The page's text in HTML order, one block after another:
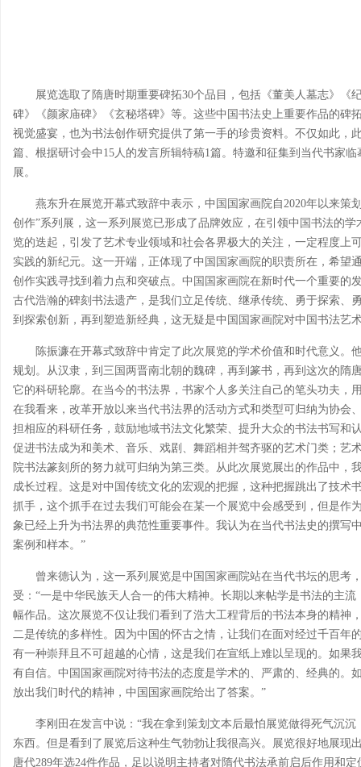
展览选取了隋唐时期重要碑拓30个品目，包括《董美人墓志》《
碑》《颜家庙碑》《玄秘塔碑》等。这些中国书法史上重要作品的碑
视觉盛宴，也为书法创作研究提供了第一手的珍贵资料。不仅如此，
篇、根据研讨会中15人的发言所辑特稿1篇。特邀和征集到当代书家
展。
燕东升在展览开幕式致辞中表示，中国国家画院自2020年以来策
创作”系列展，这一系列展览已形成了品牌效应，在引领中国书法的
览的迭起，引发了艺术专业领域和社会各界极大的关注，一定程度上
实践的新纪元。这一开端，正体现了中国国家画院的职责所在，希望
创作实践寻找到着力点和突破点。中国国家画院在新时代一个重要的
古代浩瀚的碑刻书法遗产，是我们立足传统、继承传统、勇于探索、
到探索创新，再到塑造新经典，这无疑是中国国家画院对中国书法艺
陈振濂在开幕式致辞中肯定了此次展览的学术价值和时代意义。
规划。从汉隶，到三国两晋南北朝的魏碑，再到篆书，再到这次的
它的科研轮廓。在当今的书法界，书家个人多关注自己的笔头功夫，
在我看来，改革开放以来当代书法界的活动方式和类型可归纳为协会
担相应的科研任务，鼓励地域书法文化繁荣、提升大众的书法书写和
促进书法成为和美术、音乐、戏剧、舞蹈相并驾齐驱的艺术门类；艺
院书法篆刻所的努力就可归纳为第三类。从此次展览展出的作品中，
成长过程。这是对中国传统文化的宏观的把握，这种把握跳出了技术
抓手，这个抓手在过去我们可能会在某一个展览中会感受到，但是作
象已经上升为书法界的典范性重要事件。我认为在当代书法史的撰写
案例和样本。”
曾来德认为，这一系列展览是中国国家画院站在当代书坛的思考
受：“一是中华民族天人合一的伟大精神。长期以来帖学是书法的主
幅作品。这次展览不仅让我们看到了浩大工程背后的书法本身的精神
二是传统的多样性。因为中国的怀古之情，让我们在面对经过千百年
有一种崇拜且不可超越的心情，这是我们在宣纸上难以呈现的。如果
有自信。中国国家画院对待书法的态度是学术的、严肃的、经典的。
放出我们时代的精神，中国国家画院给出了答案。”
李刚田在发言中说：“我在拿到策划文本后最怕展览做得死气沉
东西。但是看到了展览后这种生气勃勃让我很高兴。展览很好地展现
唐代289年选24件作品，足以说明主持者对隋代书法承前启后作用和